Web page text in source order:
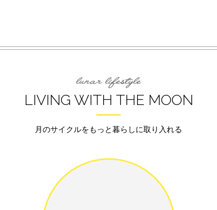
LIVING WITH THE MOON
月のサイクルをもっと暮らしに取り入れる